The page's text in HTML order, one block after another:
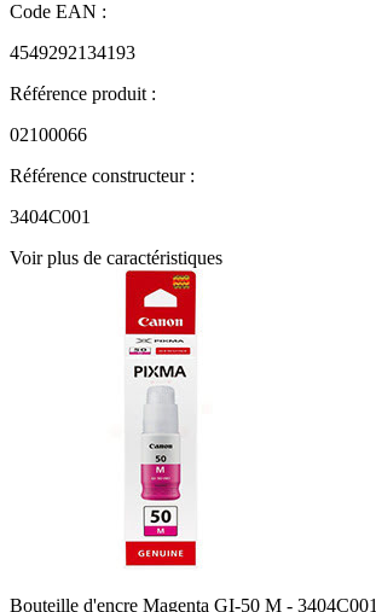
Code EAN :
4549292134193
Référence produit :
02100066
Référence constructeur :
3404C001
Voir plus de caractéristiques
Bouteille d'encre Magenta GI-50 M - 3404C001